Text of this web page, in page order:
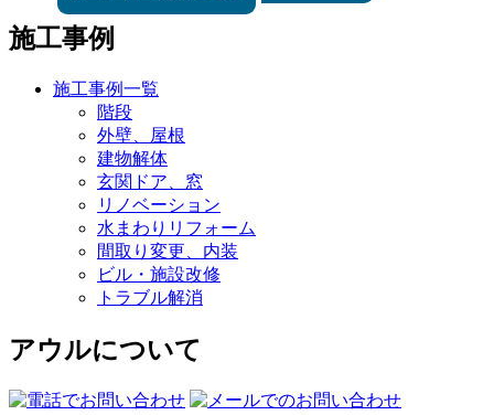
施工事例
施工事例一覧
階段
外壁、屋根
建物解体
玄関ドア、窓
リノベーション
水まわりリフォーム
間取り変更、内装
ビル・施設改修
トラブル解消
アウルについて